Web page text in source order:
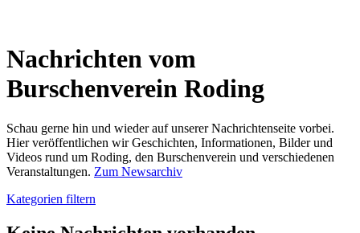
Nachrichten vom
Burschenverein Roding
Schau gerne hin und wieder auf unserer Nachrichtenseite vorbei.
Hier veröffentlichen wir Geschichten, Informationen, Bilder und
Videos rund um Roding, den Burschenverein und verschiedenen
Veranstaltungen. Zum Newsarchiv
Kategorien filtern